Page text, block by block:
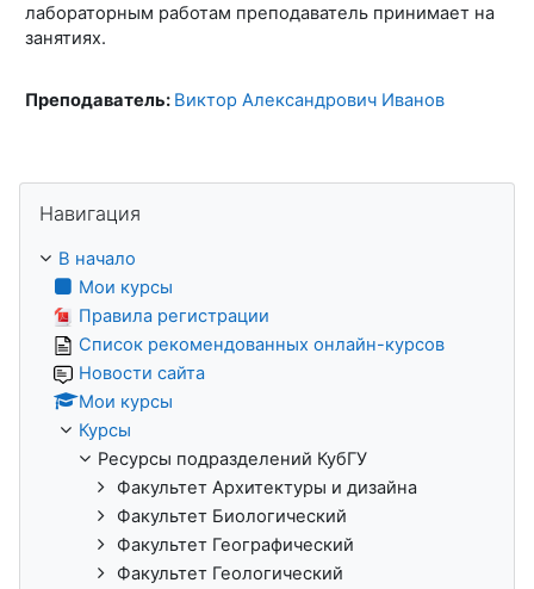
лабораторным работам преподаватель принимает на
занятиях.
Преподаватель: Виктор Александрович Иванов
Навигация
В начало
Мои курсы
Правила регистрации
Список рекомендованных онлайн-курсов
Новости сайта
Мои курсы
Курсы
Ресурсы подразделений КубГУ
Факультет Архитектуры и дизайна
Факультет Биологический
Факультет Географический
Факультет Геологический